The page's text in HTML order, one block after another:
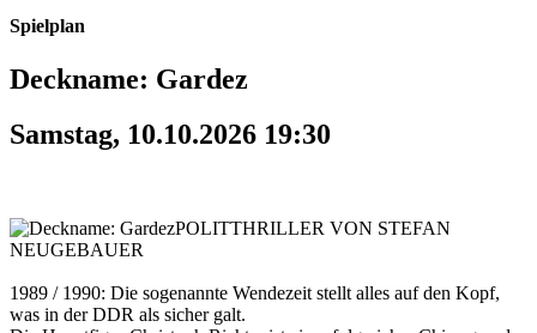
Spielplan
Deckname: Gardez
Samstag, 10.10.2026 19:30
POLITTHRILLER VON STEFAN
NEUGEBAUER
1989 / 1990: Die sogenannte Wendezeit stellt alles auf den Kopf,
was in der DDR als sicher galt.